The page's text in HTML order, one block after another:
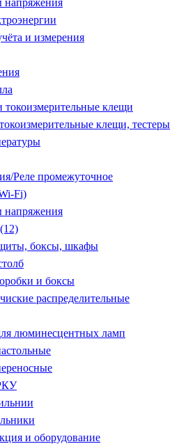
напряжения
и измерения
клещи
клещи, тестеры
Реле промежуточное
Fi)
напряжения
боксы, шкафы
и боксы
распределительные
люминесцентных ламп
и оборудование